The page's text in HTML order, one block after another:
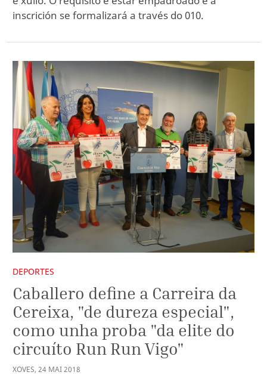
inscrición se formalizará a través do 010.
DEPORTES
Caballero define a Carreira da
Cereixa, "de dureza especial",
como unha proba "da elite do
circuíto Run Run Vigo"
XOVES, 24 MAI2018